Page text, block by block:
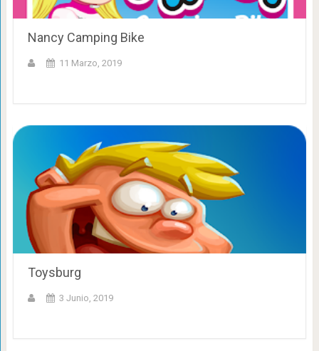
Nancy Camping Bike
11 Marzo, 2019
Toysburg
3 Junio, 2019